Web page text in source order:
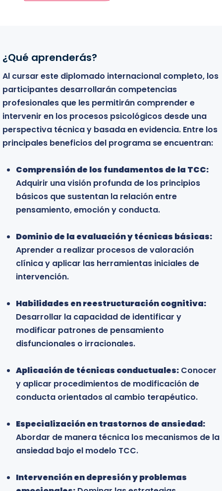
¿Qué aprenderás?
Al cursar este diplomado internacional completo, los
participantes desarrollarán competencias
profesionales que les permitirán comprender e
intervenir en los procesos psicológicos desde una
perspectiva técnica y basada en evidencia. Entre los
principales beneficios del programa se encuentran:
Comprensión de los fundamentos de la TCC:
Adquirir una visión profunda de los principios
básicos que sustentan la relación entre
pensamiento, emoción y conducta.
Dominio de la evaluación y técnicas básicas:
Aprender a realizar procesos de valoración
clínica y aplicar las herramientas iniciales de
intervención.
Habilidades en reestructuración cognitiva:
Desarrollar la capacidad de identificar y
modificar patrones de pensamiento
disfuncionales o irracionales.
Aplicación de técnicas conductuales: Conocer
y aplicar procedimientos de modificación de
conducta orientados al cambio terapéutico.
Especialización en trastornos de ansiedad:
Abordar de manera técnica los mecanismos de la
ansiedad bajo el modelo TCC.
Intervención en depresión y problemas
Bienvenidos
Este diplomado está dirigido a todos aquellos
profesionales y estudiantes que desean profundizar
en el conocimiento clínico de la TCC y fortalecer sus
competencias para brindar un tratamiento
estructurado, focalizado y eficiente a sus pacientes.
El programa está especialmente dirigido a:
Profesionales de la salud mental:Psicólogos,
psiquiatras y psicoterapeutas que buscan
perfeccionar sus habilidades de intervención
mediante técnicas conductuales y cognitivas de
Profesionales del área médica y de la salud:
Médicos y especialistas interesados en
comprender los principios del cambio conductual
bienestar integral del paciente.
Profesionales que trabajan en programas de
salud y bienestar:Personas que laboran en
o proyectos de salud pública que requieren
herramientas eficaces de regulación emocional.
Trabajadores sociales, orientadores y
educadores que acompañan procesos de
desarrollo humano y que desean integrar
práctica.